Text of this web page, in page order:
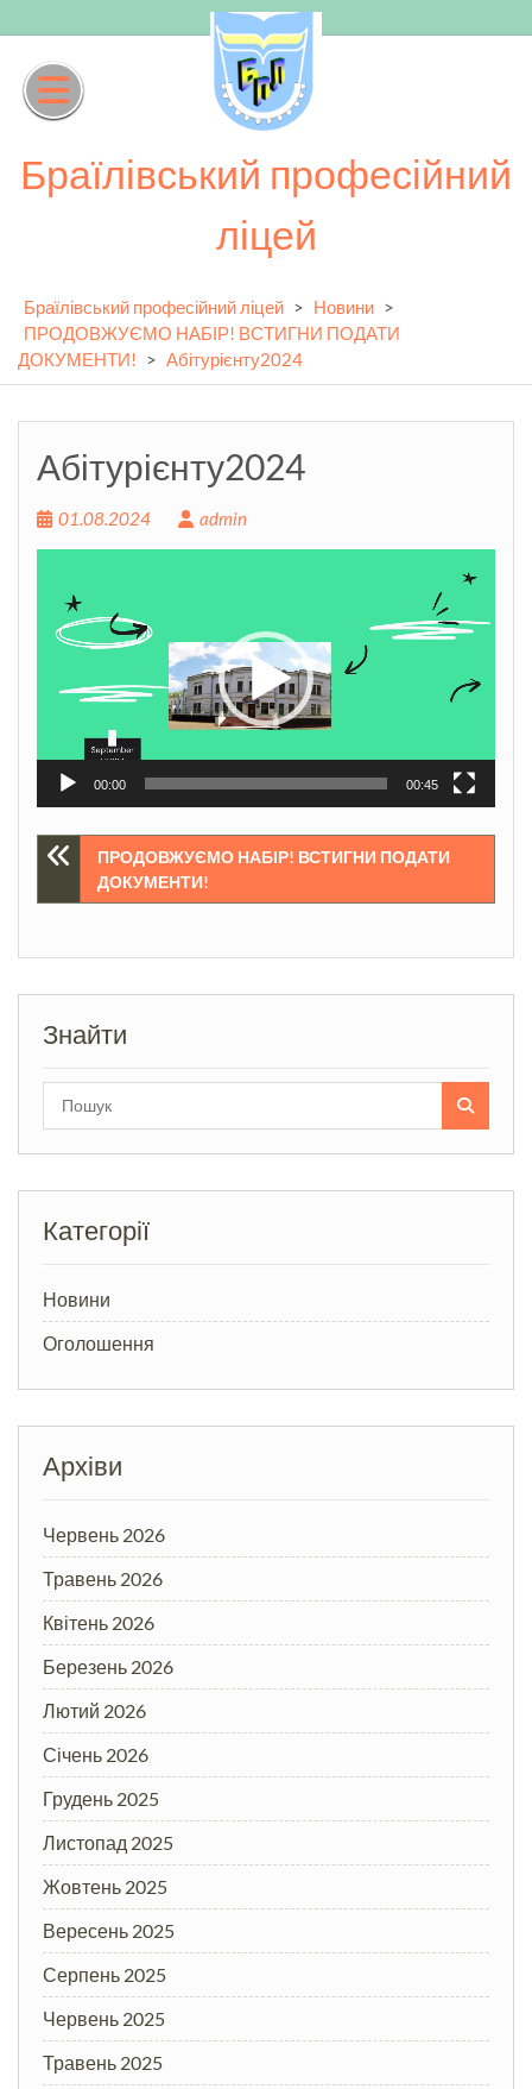
to
content
Браїлівський професійний
ліцей
Браїлівський професійний ліцей > Новини >
ПРОДОВЖУЄМО НАБІР! ВСТИГНИ ПОДАТИ
ДОКУМЕНТИ! > Абітурієнту2024
Абітурієнту2024
01.08.2024
admin
00:00 00:45
Навігація
записів
ПРОДОВЖУЄМО НАБІР! ВСТИГНИ ПОДАТИ
ДОКУМЕНТИ!
Знайти
Категорії
Новини
Оголошення
Архіви
Червень 2026
Травень 2026
Квітень 2026
Березень 2026
Лютий 2026
Січень 2026
Грудень 2025
Листопад 2025
Жовтень 2025
Вересень 2025
Серпень 2025
Червень 2025
Травень 2025